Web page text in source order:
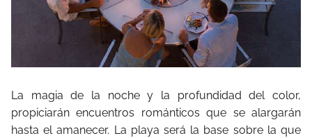
La magia de la noche y la profundidad del color,
propiciarán encuentros románticos que se alargarán
hasta el amanecer. La playa será la base sobre la que